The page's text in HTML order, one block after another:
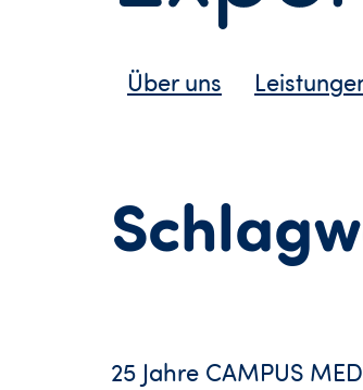
Über uns
25 Jahre CAMPUS